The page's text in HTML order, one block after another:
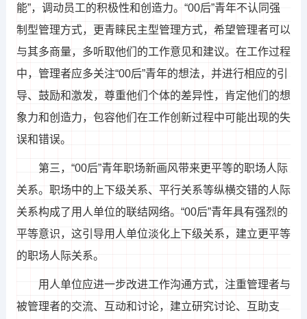
能”，调动员工的积极性和创造力。“00后”青年不认同强
制型管理方式，更青睐民主型管理方式，希望管理者可以
与其多商量，多听取他们的工作意见和建议。在工作过程
中，管理者应多关注“00后”青年的想法，并进行相应的引
导、鼓励和激发，尊重他们个体的差异性，肯定他们的想
象力和创造力，包容他们在工作创新过程中可能出现的失
误和错误。
第三，“00后”青年职场新画风带来更平等的职场人际
关系。职场中的上下级关系、平行关系等纵横交错的人际
关系构成了用人单位的联结网络。“00后”青年具有强烈的
平等意识，这引导用人单位淡化上下级关系，建立更平等
的职场人际关系。
用人单位应进一步改进工作沟通方式，注重管理者与
被管理者的交流、互动和讨论，建立研究讨论、互助支